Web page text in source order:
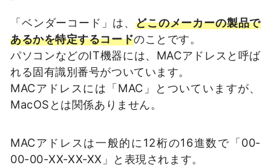
「ベンダーコード」は、どこのメーカーの製品で
あるかを特定するコードのことです。
パソコンなどのIT機器には、MACアドレスと呼ば
れる固有識別番号がついています。
MACアドレスには「MAC」とついていますが、
MacOSとは関係ありません。
MACアドレスは一般的に12桁の16進数で「00-
00-00-XX-XX-XX」と表現されます。